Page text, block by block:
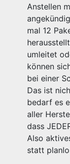
Anstellen
mal 12
umleitet
können
bei einer
Das ist
bedarf es
aller
dass
Also
statt